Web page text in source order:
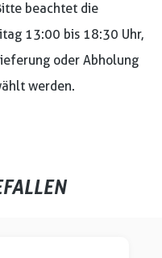
beachtet die
13:00 bis 18:30 Uhr,
oder Abholung
werden.